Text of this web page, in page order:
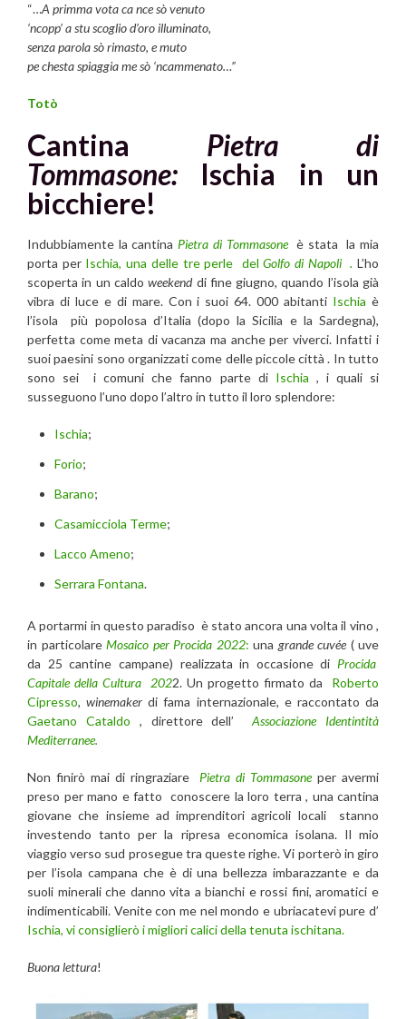
“…A primma vota ca nce sò venuto
‘ncopp’ a stu scoglio d’oro illuminato,
senza parola sò rimasto, e muto
pe chesta spiaggia me sò ‘ncammenato…”
Totò
Cantina Pietra di
Tommasone: Ischia in un
bicchiere!
Indubbiamente la cantina Pietra di Tommasoneè stata la mia
porta per Ischia, una delle tre perle delGolfo di Napoli . L’ho
scoperta in un caldoweekenddi fine giugno, quando l’isola già
vibra di luce e di mare. Con i suoi 64. 000 abitanti Ischia è
l’isola più popolosa d’Italia (dopo la Sicilia e la Sardegna),
perfetta come meta di vacanza ma anche per viverci. Infatti i
suoi paesini sono organizzati come delle piccole città . In tutto
sono sei i comuni che fanno parte di Ischia , i quali si
susseguono l’uno dopo l’altro in tutto il loro splendore:
Ischia;
Forio;
Barano;
Casamicciola Terme;
Lacco Ameno;
Serrara Fontana.
A portarmi in questo paradiso è stato ancora una volta il vino ,
in particolare Mosaico per Procida 2022: una grande cuvée ( uve
da 25 cantine campane) realizzata in occasione di Procida
Capitale della Cultura 2022. Un progetto firmato da Roberto
Cipresso,winemaker di fama internazionale, e raccontato da
Gaetano Cataldo , direttore dell’
Associazione Identintità
Mediterranee.
Non finirò mai di ringraziare Pietra di Tommasoneper avermi
preso per mano e fatto conoscere la loro terra , una cantina
giovane che insieme ad imprenditori agricoli locali stanno
investendo tanto per la ripresa economica isolana. Il mio
viaggio verso sud prosegue tra queste righe. Vi porterò in giro
per l’isola campana che è di una bellezza imbarazzante e da
suoli minerali che danno vita a bianchi e rossi fini, aromatici e
indimenticabili. Venite con me nel mondo e ubriacatevi pure d’
Ischia, vi consiglierò i migliori calici della tenuta ischitana.
Buona lettura!